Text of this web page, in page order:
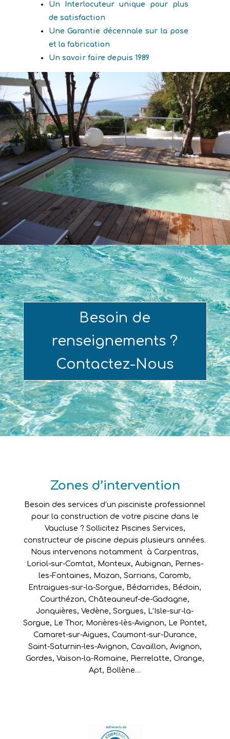
Un Interlocuteur unique pour plus
de satisfaction
Une Garantie décennale sur la pose
et la fabrication
Un savoir faire depuis 1989
Besoin de
renseignements ?
Contactez-Nous
Zones d’intervention
Besoin des services d’un pisciniste professionnel
pour la construction de votre piscine dans le
Vaucluse ? Sollicitez Piscines Services,
constructeur de piscine depuis plusieurs années.
Nous intervenons notamment àCarpentras,
Loriol-sur-Comtat, Monteux, Aubignan, Pernes-
les-Fontaines, Mazan,Sarrians,Caromb,
Entraigues-sur-la-Sorgue, Bédarrides, Bédoin,
Courthézon,Châteauneuf-de-Gadagne,
Jonquières,Vedène,Sorgues, L’Isle-sur-la-
Sorgue, Le Thor, Morières-lès-Avignon, Le Pontet,
Camaret-sur-Aigues, Caumont-sur-Durance,
Saint-Saturnin-les-Avignon, Cavaillon, Avignon,
Gordes, Vaison-la-Romaine, Pierrelatte, Orange,
Apt, Bollène…